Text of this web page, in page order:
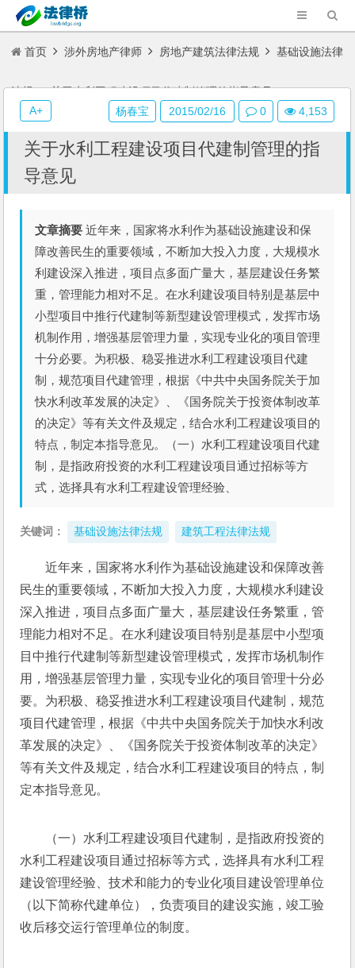
首页 涉外房地产律师 房地产建筑法律法规 基础设施法律
法规 关于水利工程建设项目代建制管理的指导意见
关于水利工程建设项目代建制管理的指
导意见
文章摘要 近年来，国家将水利作为基础设施建设和保
障改善民生的重要领域，不断加大投入力度，大规模水
利建设深入推进，项目点多面广量大，基层建设任务繁
重，管理能力相对不足。在水利建设项目特别是基层中
小型项目中推行代建制等新型建设管理模式，发挥市场
机制作用，增强基层管理力量，实现专业化的项目管理
十分必要。为积极、稳妥推进水利工程建设项目代建
制，规范项目代建管理，根据《中共中央国务院关于加
快水利改革发展的决定》、《国务院关于投资体制改革
的决定》等有关文件及规定，结合水利工程建设项目的
特点，制定本指导意见。（一）水利工程建设项目代建
制，是指政府投资的水利工程建设项目通过招标等方
式，选择具有水利工程建设管理经验、
关键词： 基础设施法律法规 建筑工程法律法规
近年来，国家将水利作为基础设施建设和保障改善
民生的重要领域，不断加大投入力度，大规模水利建设
深入推进，项目点多面广量大，基层建设任务繁重，管
理能力相对不足。在水利建设项目特别是基层中小型项
目中推行代建制等新型建设管理模式，发挥市场机制作
用，增强基层管理力量，实现专业化的项目管理十分必
要。为积极、稳妥推进水利工程建设项目代建制，规范
项目代建管理，根据《中共中央国务院关于加快水利改
革发展的决定》、《国务院关于投资体制改革的决定》
等有关文件及规定，结合水利工程建设项目的特点，制
定本指导意见。
（一）水利工程建设项目代建制，是指政府投资的
水利工程建设项目通过招标等方式，选择具有水利工程
建设管理经验、技术和能力的专业化项目建设管理单位
（以下简称代建单位），负责项目的建设实施，竣工验
收后移交运行管理单位的制度。
杨春宝 2015/02/16 0 4,153
A+